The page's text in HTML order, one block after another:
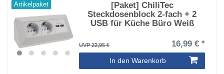
Artikelpaket
[Paket] ChiliTec
Steckdosenblock 2-fach + 2
USB für Küche Büro Weiß
UVP 22,95 € 16,99 € *
In den Warenkorb